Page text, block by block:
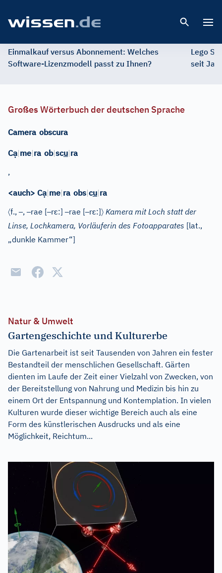
Einmalkauf versus Abonnement: Welches
Software-Lizenzmodell passt zu Ihnen?
Lego
seit
Großes Wörterbuch der deutschen Sprache
Camera obscura
Cạ|me|ra ob|scu|ra
,
<auch> Cạ|me|ra obs|cu|ra
〈f.,–,–rae [–rɛ:] –rae [–rɛ:]〉 Kamera mit Loch statt der
Linse, Lochkamera, Vorläuferin des Fotoapparates [lat.,
„dunkle Kammer“]
Natur & Umwelt
Gartengeschichte und Kulturerbe
Die Gartenarbeit ist seit Tausenden von Jahren ein fester
Bestandteil der menschlichen Gesellschaft. Gärten
dienten im Laufe der Zeit einer Vielzahl von Zwecken, von
der Bereitstellung von Nahrung und Medizin bis hin zu
einem Ort der Entspannung und Kontemplation. In vielen
Kulturen wurde dieser wichtige Bereich auch als eine
Form des künstlerischen Ausdrucks und als eine
Möglichkeit, Reichtum...